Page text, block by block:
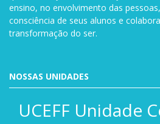
ensino, no envolvimento das
consciência de seus alunos e
transformação do ser.
NOSSAS UNIDADES
UCEFF Unidade